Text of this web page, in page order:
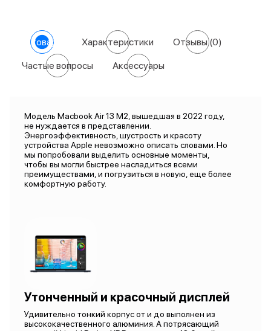
О товаре Характеристики Отзывы(0)
Частые вопросы Аксессуары
Модель Macbook Air 13 M2, вышедшая в 2022 году,
не нуждается в представлении.
Энергоэффективность, шустрость и красоту
устройства Apple невозможно описать словами. Но
мы попробовали выделить основные моменты,
чтобы вы могли быстрее насладиться всеми
преимуществами, и погрузиться в новую, еще более
комфортную работу.
Утонченный и красочный дисплей
Удивительно тонкий корпус от и до выполнен из
высококачественного алюминия. А потрясающий